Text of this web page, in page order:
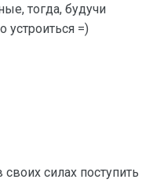
тогда, будучи
устроиться =)
силах поступить